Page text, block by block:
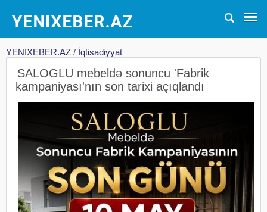
YENIXEBER.AZ / İqtisadiyyat
SALOGLU mebeldə sonuncu 'Fabrik
kampaniyası'nın son tarixi açıqlandı